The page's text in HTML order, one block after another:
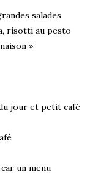
salades
risotti au pesto
»
jour et petit café
un menu